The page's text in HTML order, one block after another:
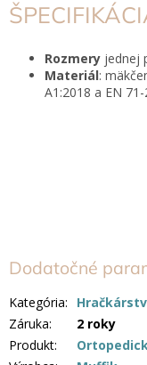
Rozmery jednej
Materiál:
A1:2018 a EN
Dodatočné
Kategória:
Záruka:
2 roky
Produkt: